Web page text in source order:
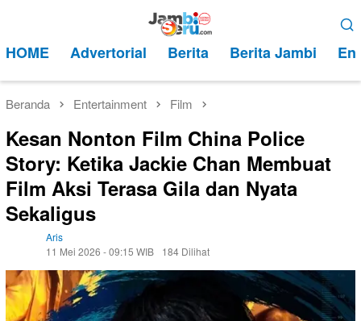
kontenMobile
HOME Advertorial Berita Berita Jambi
Beranda Entertainment Film
Kesan Nonton Film China Police
Story: Ketika Jackie Chan Membuat
Film Aksi Terasa Gila dan Nyata
Sekaligus
Aris
11 Mei 2026 - 09:15 WIB
184 Dilihat